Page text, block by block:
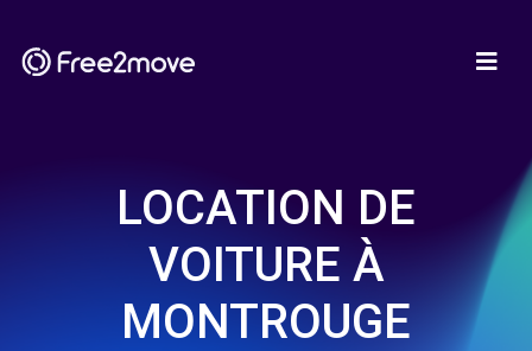
LOCATION DE
VOITURE À
MONTROUGE